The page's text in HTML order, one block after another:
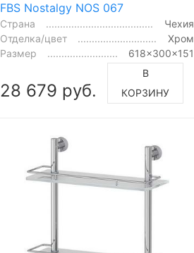
FBS Nostalgy NOS 067
Страна
Чехия
Отделка/цвет
Хром
Размер
618x300x151
28 679 руб.
В
КОРЗИНУ